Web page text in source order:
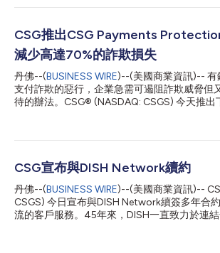
更簡便的計費體驗。 ePLDT 暨 VITRO Inc. 總
透過簡化業務往來並加速交付成果，為客戶創
厚的領域專業知識以及與 PLDT 的長期合作關
為菲律賓企業提供更靈活、高效且以客戶為中
著重要角色。」 藉由導入 CSG Quote & Order
Encompass，ePLDT 集團進一步化繁為簡，
求，創造持續性營收與客戶終身價值，並針對
AI、託管服務、資安方案及資料中心解決方案
CSG推出CSG Payments
減少高達70%的詐欺損失
丹佛--(BUSINESS WIRE)--(美國商業資訊)-- 有
支付詐欺的惡行，企業急需可遏阻詐欺威脅但
待的辦法。CSG® (NASDAQ: CSGS) 今天推
動監測數位交易，幫助企業減少50–70%的詐
再是偶然出現的情形，」CSG支付執行副總裁
小都無法免於詐欺的威脅。這個現象敦促我們
學習的人工智慧解決方案之必要，幫助企業趕
前做好防範。CSG Payments Protection.ai的
CSG宣布與DISH Network續約
丹佛--(BUSINESS WIRE)--(美國商業資訊)--
CSGS) 今日宣布與DISH Network續簽多年合
流的客戶服務。45年來，DISH一直致力於連結